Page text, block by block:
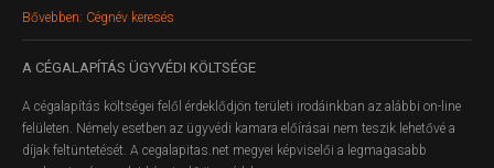
Bővebben: Cégnév keresés
A CÉGALAPÍTÁS ÜGYVÉDI KÖLTSÉGE
A cégalapítás költségei felől érdeklődjön területi irodáinkban az alábbi on-line
felületen. Némely esetben az ügyvédi kamara előírásai nem teszik lehetővé a
díjak feltüntetését. A cegalapitas.net megyei képviselői a legmagasabb